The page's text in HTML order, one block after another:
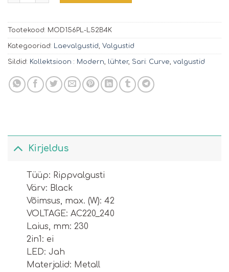
Tootekood: MOD156PL-L52B4K
Kategooriad: Laevalgustid Valgustid
Sildid: Kollektsioon : Modern lühter, Sari: Curve valgustid
Kirjeldus
Тüüp: Rippvalgusti
Värv: Black
Võimsus, max. (W): 42
VOLTAGE: AC220_240
Laius, mm: 230
2in1: ei
LED: Jah
Materjalid: Metall